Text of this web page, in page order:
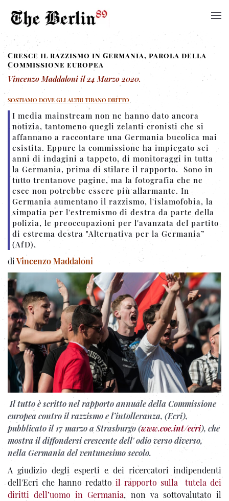
Cresce il razzismo in Germania, parola della
Commissione europea
Vincenzo Maddaloni il24 Marzo 2020.
SOSTIAMO DOVE GLI ALTRI TIRANO DRITTO
I media mainstream non ne hanno dato ancora
notizia, tantomeno quegli zelanti cronisti che si
affannano a raccontare una Germania bucolica mai
esistita. Eppure la commissione ha impiegato sei
anni di indagini a tappeto, di monitoraggi in tutta
la Germania, prima di stilare il rapporto. Sono in
tutto trentanove pagine, ma la fotografia che ne
esce non potrebbe essere più allarmante. In
Germania aumentano il razzismo, l'islamofobia, la
simpatia per l'estremismo di destra da parte della
polizia, le preoccupazioni per l'avanzata del partito
di estrema destra "Alternativa per la Germania”
(AfD).
diVincenzo Maddaloni
Il tutto è scritto nel rapporto annuale della Commissione
europea contro il razzismo e l’intolleranza, (Ecri),
pubblicato il 17 marzo a Strasburgo (www.coe.int/ecri), che
mostra il diffondersi crescente dell' odio verso diverso,
nella Germania del ventunesimo secolo.
A giudizio degli esperti e dei ricercatori indipendenti
dell'Ecri che hanno redatto il rapporto sulla tutela dei
diritti dell’uomo in Germania, non va sottovalutato il